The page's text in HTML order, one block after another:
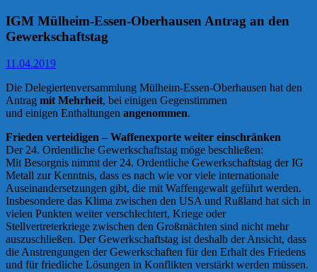
IGM Mülheim-Essen-Oberhausen Antrag an den
Gewerkschaftstag
11.04.2019
Die Delegiertenversammlung Mülheim-Essen-Oberhausen hat den
Antrag mit Mehrheit, bei einigen Gegenstimmen
und einigen Enthaltungen angenommen.
Frieden verteidigen – Waffenexporte weiter einschränken
Der 24. Ordentliche Gewerkschaftstag möge beschließen:
Mit Besorgnis nimmt der 24. Ordentliche Gewerkschaftstag der IG
Metall zur Kenntnis, dass es nach wie vor viele internationale
Auseinandersetzungen gibt, die mit Waffengewalt geführt werden.
Insbesondere das Klima zwischen den USA und Rußland hat sich in
vielen Punkten weiter verschlechtert, Kriege oder
Stellvertreterkriege zwischen den Großmächten sind nicht mehr
auszuschließen. Der Gewerkschaftstag ist deshalb der Ansicht, dass
die Anstrengungen der Gewerkschaften für den Erhalt des Friedens
und für friedliche Lösungen in Konflikten verstärkt werden müssen.